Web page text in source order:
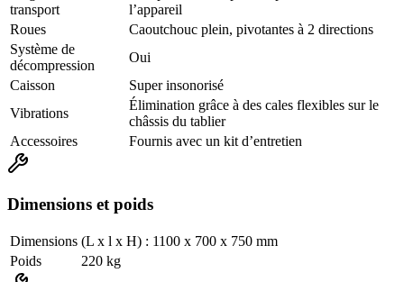
transport
l’appareil
Roues
Caoutchouc plein, pivotantes à 2 directions
Système de
décompression
Oui
Caisson
Super insonorisé
Vibrations
Élimination grâce à des cales flexibles sur le
châssis du tablier
Accessoires
Fournis avec un kit d’entretien
Dimensions et poids
Dimensions (L x l x H) : 1100 x 700 x 750 mm
Poids
220 kg